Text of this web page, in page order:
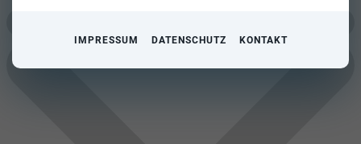
IMPRESSUM DATENSCHUTZ KONTAKT